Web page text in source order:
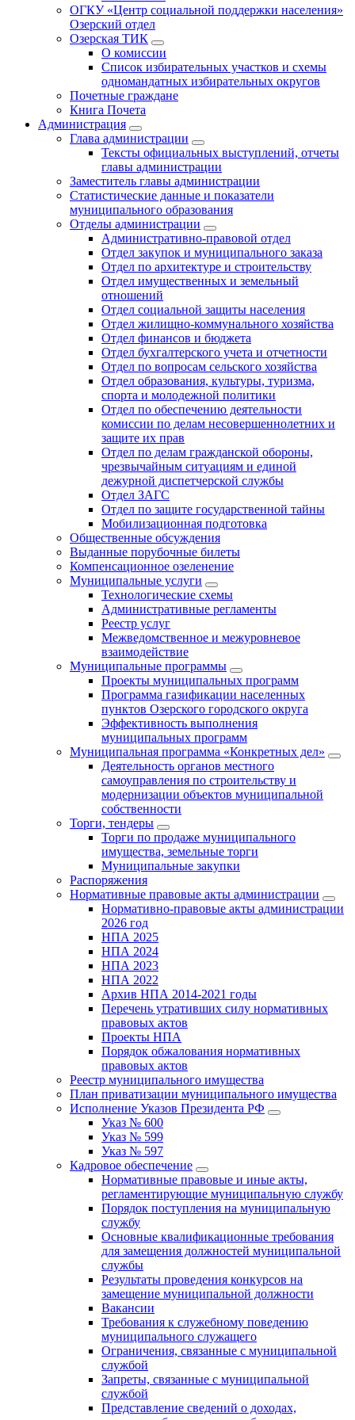
ОГКУ «Центр социальной поддержки населения»
Озерский отдел
Озерская ТИК
О комиссии
Список избирательных участков и схемы
одномандатных избирательных округов
Почетные граждане
Книга Почета
Администрация
Глава администрации
Тексты официальных выступлений, отчеты
главы администрации
Заместитель главы администрации
Статистические данные и показатели
муниципального образования
Отделы администрации
Административно-правовой отдел
Отдел закупок и муниципального заказа
Отдел по архитектуре и строительству
Отдел имущественных и земельный
отношений
Отдел социальной защиты населения
Отдел жилищно-коммунального хозяйства
Отдел финансов и бюджета
Отдел бухгалтерского учета и отчетности
Отдел по вопросам сельского хозяйства
Отдел образования, культуры, туризма,
спорта и молодежной политики
Отдел по обеспечению деятельности
комиссии по делам несовершеннолетних и
защите их прав
Отдел по делам гражданской обороны,
чрезвычайным ситуациям и единой
дежурной диспетчерской службы
Отдел ЗАГС
Отдел по защите государственной тайны
Мобилизационная подготовка
Общественные обсуждения
Выданные порубочные билеты
Компенсационное озеленение
Муниципальные услуги
Технологические схемы
Административные регламенты
Реестр услуг
Межведомственное и межуровневое
взаимодействие
Муниципальные программы
Проекты муниципальных программ
Программа газификации населенных
пунктов Озерского городского округа
Эффективность выполнения
муниципальных программ
Муниципальная программа «Конкретных дел»
Деятельность органов местного
самоуправления по строительству и
модернизации объектов муниципальной
собственности
Торги, тендеры
Торги по продаже муниципального
имущества, земельные торги
Муниципальные закупки
Распоряжения
Нормативные правовые акты администрации
Нормативно-правовые акты администрации
2026 год
НПА 2025
НПА 2024
НПА 2023
НПА 2022
Архив НПА 2014-2021 годы
Перечень утративших силу нормативных
правовых актов
Проекты НПА
Порядок обжалования нормативных
правовых актов
Реестр муниципального имущества
План приватизации муниципального имущества
Исполнение Указов Президента РФ
Указ № 600
Указ № 599
Указ № 597
Кадровое обеспечение
Нормативные правовые и иные акты,
регламентирующие муниципальную службу
Порядок поступления на муниципальную
службу
Основные квалификационные требования
для замещения должностей муниципальной
службы
Результаты проведения конкурсов на
замещение муниципальной должности
Вакансии
Требования к служебному поведению
муниципального служащего
Ограничения, связанные с муниципальной
службой
Запреты, связанные с муниципальной
службой
Представление сведений о доходах,